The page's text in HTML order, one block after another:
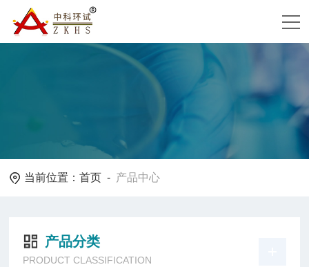
当前位置：首页 - 产品中心
产品分类
PRODUCT CLASSIFICATION